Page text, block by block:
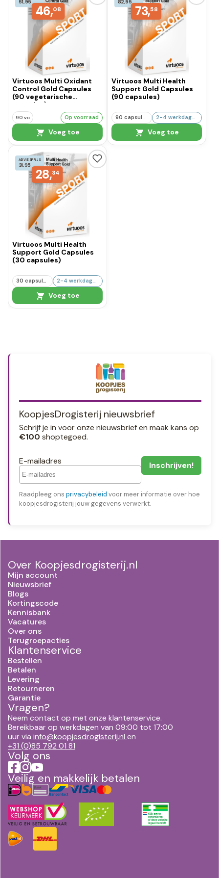
46,08
Virtuoos Multi Oxidant
Control Gold Capsules
(90 vegetarische
capsules)
90 vc Op voorraad
Voeg toe
73,58
Virtuoos Multi Health
Support Gold Capsules
(90 capsules)
90 capsules 2-4 werkdagen
Voeg toe
ADVIESPRIJS
31,95
28,34
Virtuoos Multi Health
Support Gold Capsules
(30 capsules)
Voeg toe
KoopjesDrogisterij nieuwsbrief
Schrijf je in voor onze nieuwsbrief en maak kans op
€100 shoptegoed.
E-mailadres
Raadpleeg ons privacybeleid voor meer informatie over hoe
koopjesdrogisterij jouw gegevens verwerkt.
Over Koopjesdrogisterij.nl
Mijn account
Nieuwsbrief
Blogs
Kortingscode
Kennisbank
Vacatures
Over ons
Terugroepacties
Klantenservice
Bestellen
Betalen
Levering
Retourneren
Garantie
Vragen?
Neem contact op met onze klantenservice.
Bereikbaar op werkdagen van 09:00 tot 17:00
uur via info@koopjesdrogisterij.nl en
+31 (0)85 792 01 81
Volg ons
Veilig en makkelijk betalen